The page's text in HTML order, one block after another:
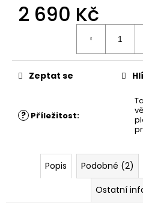
2 690 Kč
? Příležitost:
Zeptat se
Popis Podobné (2)
Ostatní